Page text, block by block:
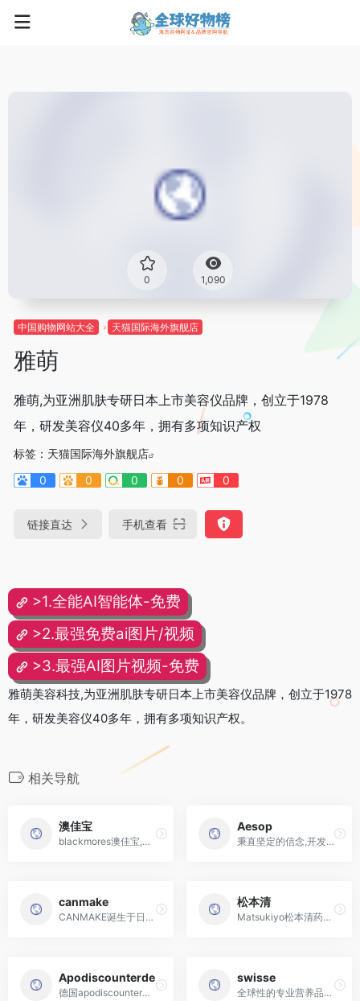
0 1,090
中国购物网站大全 天猫国际海外旗舰店
雅萌
雅萌,为亚洲肌肤专研日本上市美容仪品牌，创立于1978
年，研发美容仪40多年，拥有多项知识产权
标签： 天猫国际海外旗舰店
0
0 0 0 0
链接直达 手机查看
>1.全能AI智能体-免费
>2.最强免费ai图片/视频
>3.最强AI图片视频-免费
雅萌美容科技,为亚洲肌肤专研日本上市美容仪品牌，创立于1978
年，研发美容仪40多年，拥有多项知识产权。
相关导航
澳佳宝
blackmores澳佳宝,是澳大利亚的保健品品牌。澳佳宝是澳大利亚领先的天然营养品公司
Aesop
秉直坚定的信念,开发一系列专业高质量的配方──包括肌肤、身体、秀发护理,以及香氛、个人护理和家居产品
canmake
CANMAKE诞生于日本，于1985年成立，属于日本井田制药株式会社旗下品牌，主营业务是化妆品。
松本清
Matsukiyo松本清药妆店,日本最大的药妆连锁店
Apodiscounterde
德国apodiscounter主要销售各种非处方药品,顺势疗法的药品, 化妆品及保健品
swisse
全球性的专业营养品牌。自成立以来，Swisse一直致力于研发同时具有现代科学认证和传统有效经验的产品